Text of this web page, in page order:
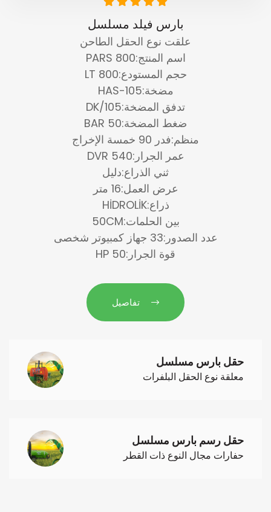
حقل بارس مسلسل
معلقة نوع الحقل البلفرات
حقل رسم بارس مسلسل
حفارات مجال النوع ذات القطر
بارس فيلد مسلسل
علقت نوع الحقل الطاحن
اسم المنتج:PARS 800
حجم المستودع:800 LT
مضخة:HAS-105
تدفق المضخة:105/DK
ضغط المضخة:50 BAR
منظم:فدر 90 خمسة الإخراج
عمر الجرار:540 DVR
ثني الذراع:دليل
عرض العمل:16 متر
ذراع:HİDROLİK
بين الحلمات:50CM
عدد الصدور:33 جهاز كمبيوتر شخصى
قوة الجرار:50 HP